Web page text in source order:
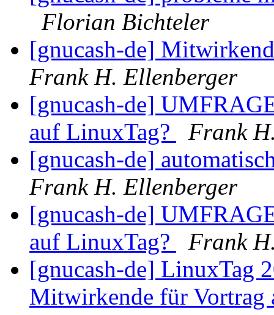
Florian Bichteler
[gnucash-de]
Frank H. Ellenberger
[gnucash-de]
auf LinuxTag?
Frank
[gnucash-de]
Frank H. Ellenberger
[gnucash-de]
auf LinuxTag?
Frank
[gnucash-de] LinuxTag
Mitwirkende für